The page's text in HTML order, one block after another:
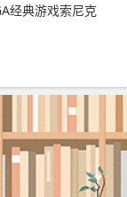
经典游戏索尼克